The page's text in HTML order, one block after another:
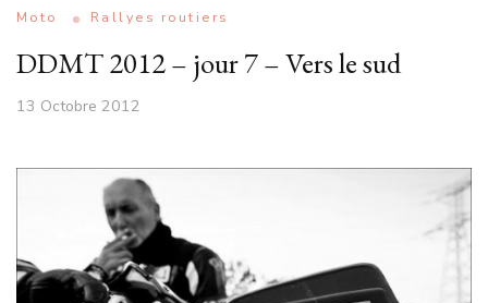
Moto Rallyes routiers
DDMT 2012 – jour 7 – Vers le sud
13 Octobre 2012